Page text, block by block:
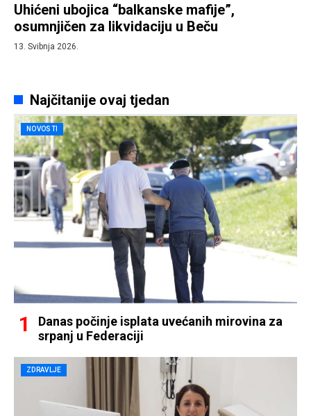
Uhićeni ubojica “balkanske mafije”,
osumnjičen za likvidaciju u Beču
13. Svibnja 2026.
Najčitanije ovaj tjedan
NOVOSTI
Danas počinje isplata uvećanih mirovina za
srpanj u Federaciji
ZDRAVLJE